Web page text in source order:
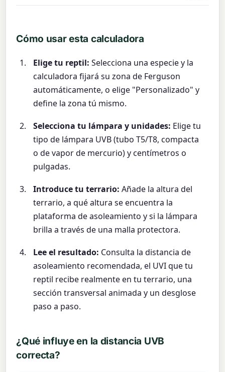
Cómo usar esta calculadora
Elige tu reptil: Selecciona una especie y la
calculadora fijará su zona de Ferguson
automáticamente, o elige "Personalizado" y
define la zona tú mismo.
Selecciona tu lámpara y unidades: Elige tu
tipo de lámpara UVB (tubo T5/T8, compacta
o de vapor de mercurio) y centímetros o
pulgadas.
Introduce tu terrario: Añade la altura del
terrario, a qué altura se encuentra la
plataforma de asoleamiento y si la lámpara
brilla a través de una malla protectora.
Lee el resultado: Consulta la distancia de
asoleamiento recomendada, el UVI que tu
reptil recibe realmente en tu terrario, una
sección transversal animada y un desglose
paso a paso.
¿Qué influye en la distancia UVB
correcta?